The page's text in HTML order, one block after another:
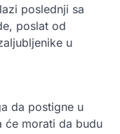
poslednji sa
poslat od
u
da postigne u
će morati da budu